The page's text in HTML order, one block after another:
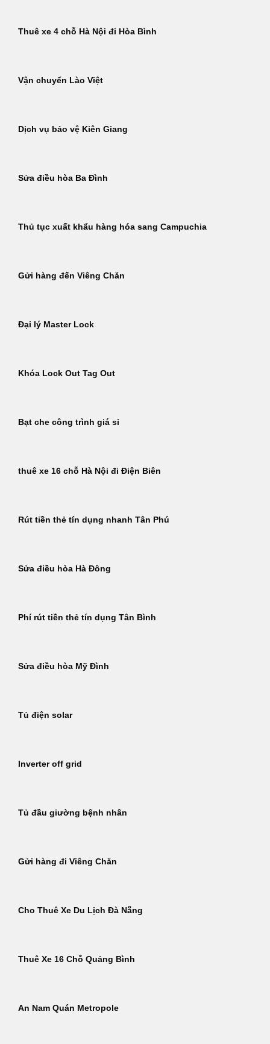
Thuê xe 4 chỗ Hà Nội đi Hòa Bình
Vận chuyển Lào Việt
Dịch vụ bảo vệ Kiên Giang
Sửa điều hòa Ba Đình
Thủ tục xuất khẩu hàng hóa sang Campuchia
Gửi hàng đến Viêng Chăn
Đại lý Master Lock
Khóa Lock Out Tag Out
Bạt che công trình giá sỉ
thuê xe 16 chỗ Hà Nội đi Điện Biên
Rút tiền thẻ tín dụng nhanh Tân Phú
Sửa điều hòa Hà Đông
Phí rút tiền thẻ tín dụng Tân Bình
Sửa điều hòa Mỹ Đình
Tủ điện solar
Inverter off grid
Tủ đầu giường bệnh nhân
Gửi hàng đi Viêng Chăn
Cho Thuê Xe Du Lịch Đà Nẵng
Thuê Xe 16 Chỗ Quảng Bình
An Nam Quán Metropole